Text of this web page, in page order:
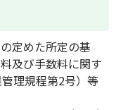
定めた所定の基
及び手数料に関す
理規程第2号）等